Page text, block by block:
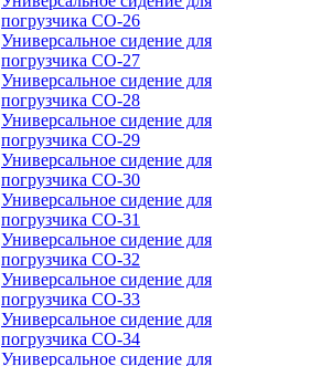
погрузчика CO-26
Универсальное сидение для
погрузчика CO-27
Универсальное сидение для
погрузчика CO-28
Универсальное сидение для
погрузчика CO-29
Универсальное сидение для
погрузчика CO-30
Универсальное сидение для
погрузчика CO-31
Универсальное сидение для
погрузчика CO-32
Универсальное сидение для
погрузчика CO-33
Универсальное сидение для
погрузчика CO-34
Универсальное сидение для